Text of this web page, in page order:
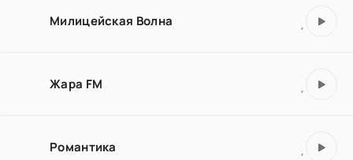
Милицейская Волна
Жара FM
Романтика